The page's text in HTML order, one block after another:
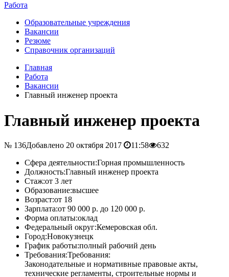
Работа
Образовательные учреждения
Вакансии
Резюме
Справочник организаций
Главная
Работа
Вакансии
Главный инженер проекта
Главный инженер проекта
№ 136Добавлено 20 октября 2017 11:58
632
Сфера деятельности:Горная промышленность
Должность:Главный инженер проекта
Стаж:от 3 лет
Образование:высшее
Возраст:от 18
Зарплата:от 90 000 р. до 120 000 р.
Форма оплаты:оклад
Федеральный округ:Кемеровская обл.
Город:Новокузнецк
График работы:полный рабочий день
Требования:Требования:
Законодательные и нормативные правовые акты,
технические регламенты, строительные нормы и